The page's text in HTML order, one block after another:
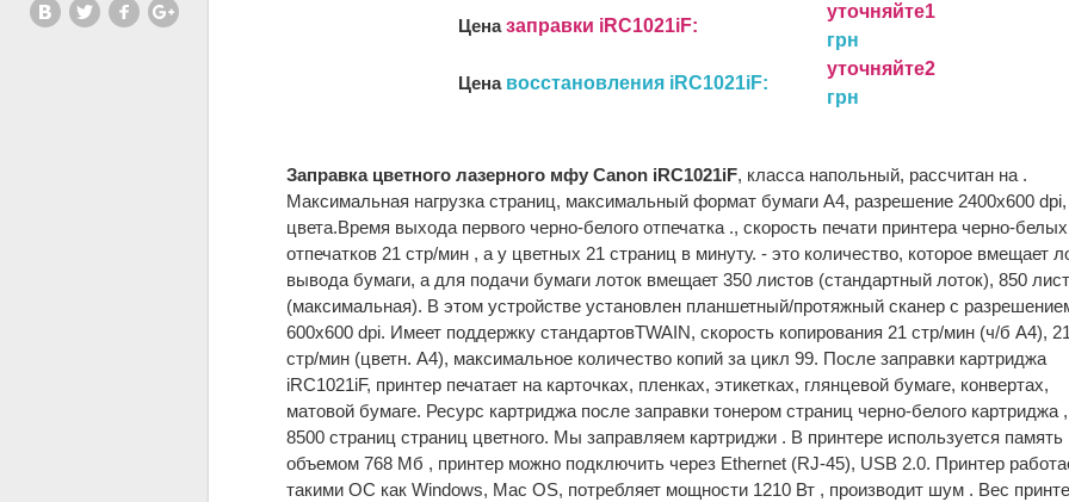
Ценазаправки iRC1021iF:
уточняйте1
грн
Цена восстановления iRC1021iF:
уточняйте2
грн
Заправка цветного лазерного мфу Canon iRC1021iF, класса напольный, рассчитан на .
Максимальная нагрузка страниц, максимальный формат бумаги A4, разрешение 2400x600
цвета.Время выхода первого черно-белого отпечатка ., скорость печати принтера черно-белых
отпечатков 21 стр/мин , а у цветных 21 страниц в минуту. - это количество, которое вмещает
вывода бумаги, а для подачи бумаги лоток вмещает 350 листов (стандартный лоток), 850
(максимальная). В этом устройстве установлен планшетный/протяжный сканер с
600x600 dpi. Имеет поддержку стандартовTWAIN, скорость копирования 21 стр/мин (ч/б А4),
стр/мин (цветн. А4), максимальное количество копий за цикл 99. После заправки картриджа
iRC1021iF, принтер печатает на карточках, пленках, этикетках, глянцевой бумаге, конвертах,
матовой бумаге. Ресурс картриджа после заправки тонером страниц черно-белого картриджа ,
8500 страниц страниц цветного. Мы заправляем картриджи . В принтере используется память
объемом 768 Мб , принтер можно подключить через Ethernet (RJ-45), USB 2.0. Принтер
такими ОС как Windows, Mac OS, потребляет мощности 1210 Вт , производит шум . Вес